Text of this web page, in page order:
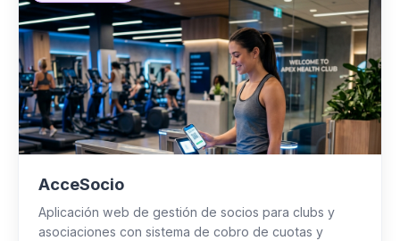
AcceSocio
Aplicación web de gestión de socios para clubs y
asociaciones con sistema de cobro de cuotas y